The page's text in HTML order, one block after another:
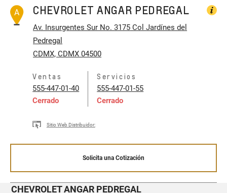
A CHEVROLET ANGAR PEDREGAL
Av. Insurgentes Sur No. 3175 Col Jardínes del
Pedregal
CDMX, CDMX 04500
Ventas
555-447-01-40
Cerrado
Servicios
555-447-01-55
Cerrado
Sitio Web Distribuidor:
Solicita una Cotización